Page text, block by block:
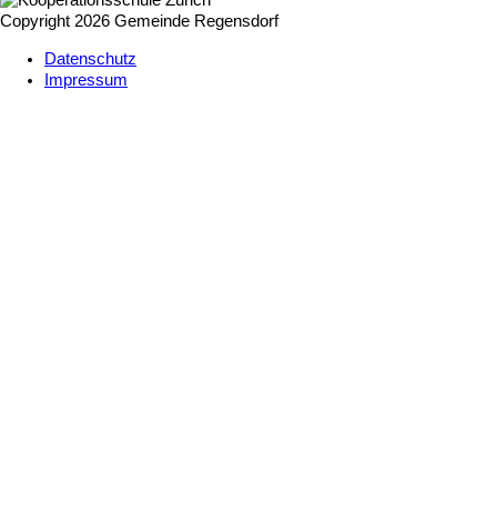
Copyright 2026 Gemeinde Regensdorf
Datenschutz
Impressum